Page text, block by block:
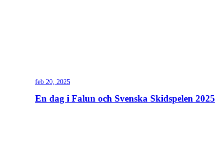
feb 20, 2025
En dag i Falun och Svenska Skidspelen 2025